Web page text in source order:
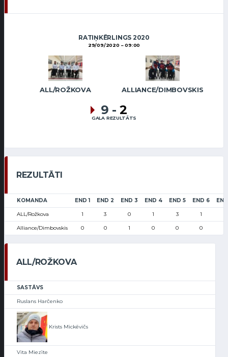
RATIŅKĒRLINGS 2020
29/09/2020 09:00
ALL/ROŽKOVA ALLIANCE/DIMBOVSKIS
9 - 2
GALA REZULTĀTS
REZULTĀTI
KOMANDA END 1 END 2 END 3 END 4 END 5 END 6
ALL/Rožkova 1 3 0 1 3 1
Alliance/Dimbovskis 0 0 1 0 0 0
ALL/ROŽKOVA
SASTĀVS
Ruslans Harčenko
Krists Mickēvičs
Vita Miezīte